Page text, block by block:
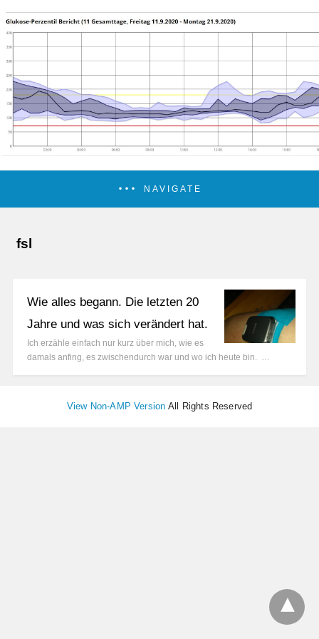
NAVIGATE
fsl
Wie alles begann. Die letzten 20
Jahre und was sich verändert hat.
Ich erzähle einfach nur kurz über mich, wie es
damals anfing, es zwischendurch war und wo ich heute bin. …
View Non-AMP Version All Rights Reserved